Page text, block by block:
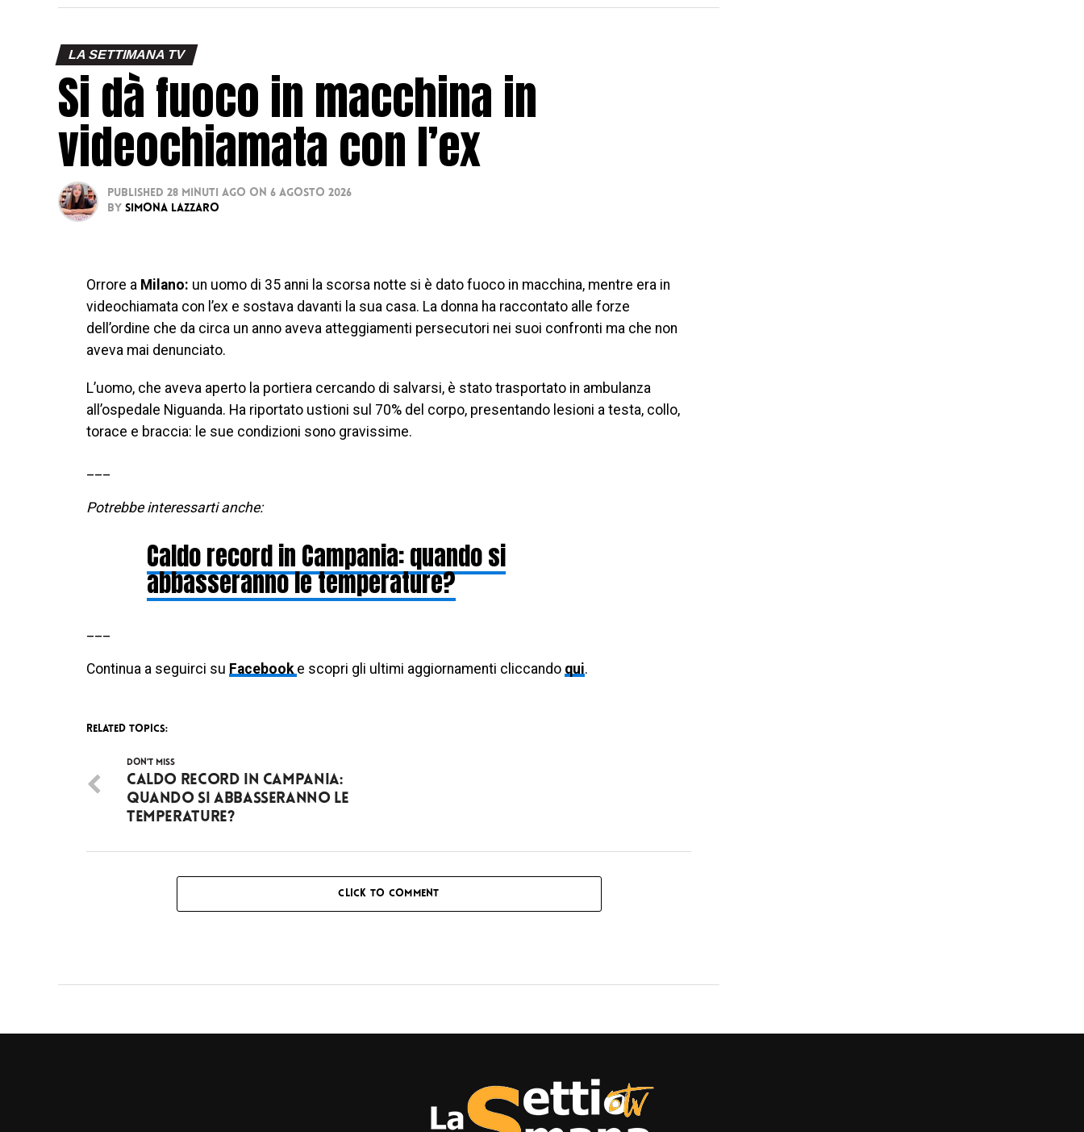
LA SETTIMANA TV
Si dà fuoco in macchina in
videochiamata con l’ex
Published 28 minuti ago on 6 Agosto 2026
By Simona Lazzaro
Orrore a Milano: un uomo di 35 anni la scorsa notte si è dato fuoco in macchina, mentre era in
videochiamata con l’ex e sostava davanti la sua casa. La donna ha raccontato alle forze
dell’ordine che da circa un anno aveva atteggiamenti persecutori nei suoi confronti ma che non
aveva mai denunciato.
L’uomo, che aveva aperto la portiera cercando di salvarsi, è stato trasportato in ambulanza
all’ospedale Niguanda. Ha riportato ustioni sul 70% del corpo, presentando lesioni a testa, collo,
torace e braccia: le sue condizioni sono gravissime.
Potrebbe interessarti anche:
Caldo record in Campania: quando si
abbasseranno le temperature?
Continua a seguirci su Facebook e scopri gli ultimi aggiornamenti cliccando qui.
RELATED TOPICS:
DON'T MISS
Caldo record in Campania:
quando si abbasseranno le
temperature?
CLICK TO COMMENT